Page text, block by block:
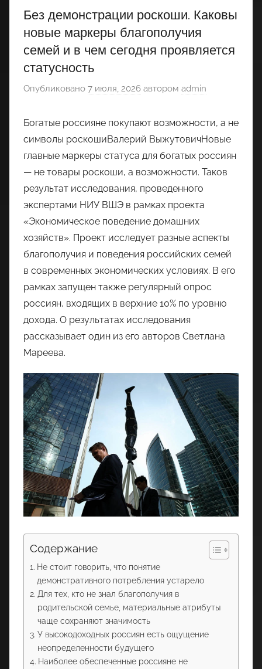
Без демонстрации роскоши. Каковы
новые маркеры благополучия
семей и в чем сегодня проявляется
статусность
Опубликовано 7 июля, 2026 автором admin
Богатые россияне покупают возможности, а не
символы роскошиВалерий ВыжутовичНовые
главные маркеры статуса для богатых россиян
— не товары роскоши, а возможности. Таков
результат исследования, проведенного
экспертами НИУ ВШЭ в рамках проекта
«Экономическое поведение домашних
хозяйств». Проект исследует разные аспекты
благополучия и поведения российских семей
в современных экономических условиях. В его
рамках запущен также регулярный опрос
россиян, входящих в верхние 10% по уровню
дохода. О результатах исследования
рассказывает один из его авторов Светлана
Мареева.
Содержание
Не стоит говорить, что понятие
демонстративного потребления устарело
Для тех, кто не знал благополучия в
родительской семье, материальные атрибуты
чаще сохраняют значимость
У высокодоходных россиян есть ощущение
неопределенности будущего
Наиболее обеспеченные россияне не